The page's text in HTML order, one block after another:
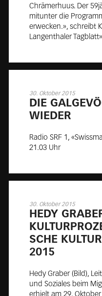
Chrämerhuus. Der
mitunter die
erwecken.», schreibt
Langenthaler
30. Oktober 2015
DIE
WIE­DER
Radio SRF 1,
21.03 Uhr
30. Oktober 2015
HE­DY
SCHE
2015
Hedy Graber (Bild),
und Soziales beim
erhielt am 29.